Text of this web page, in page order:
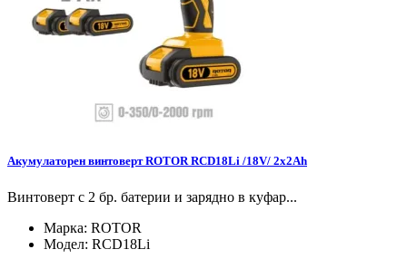
Акумулаторен винтоверт ROTOR RCD18Li /18V/ 2x2Ah
Винтоверт с 2 бр. батерии и зарядно в куфар...
Марка: ROTOR
Модел: RCD18Li